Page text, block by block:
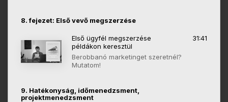
8. fejezet: Első vevő megszerzése
Első ügyfél megszerzése
példákon keresztül
31:41
Berobbanó marketinget szeretnél?
Mutatom!
9. Hatékonyság, időmenedzsment,
projektmenedzsment